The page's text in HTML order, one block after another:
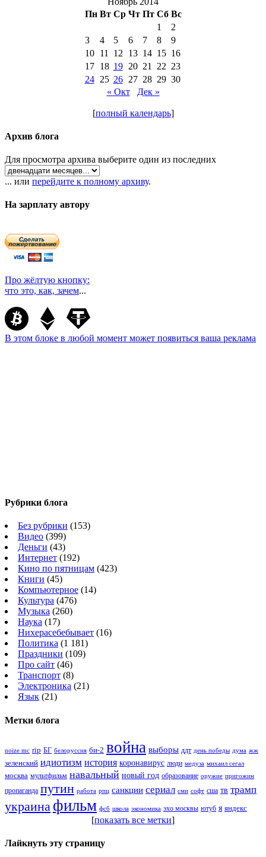
Пн Вт Ср Чт Пт Сб Вс
1
2
3
4 5 6 7 8
9
10
11 12 13 14 15 16
17
18 19 20 21 22 23
24
25 26 27 28 29 30
« Окт
Дек »
[полный календарь]
Архив блога
Для просмотра архива выберите один из последних
... или перейдите к полному архиву.
На зарплату автору
Про жёлтую кнопку:
что это, как, зачем...
В этом блоке в любой момент может появиться ваша реклама
Рубрики блога
Без рубрики (153)
Видео (399)
Деньги (43)
Интернет (192)
Кино по пятницам (423)
Книги (45)
Компьютерное (14)
Культура (476)
Музыка (260)
Наука (17)
Нихерасебебывает (16)
Политика (1 181)
Праздники (109)
Про сайт (46)
Транспорт (8)
Электроника (21)
Язык (21)
Метки блога
noize mc rip БГ белоруссия би-2 война выборы ддт день победы дума жж
зеленский идиотизм история коронавирус люди медуза михаил сегал
москва мультфильм навальный новый год образование оружие пригожин
пропаганда путин работа рпц санкции сериал сми софт сша тв трамп
украина фильм фсб школа экономика эхо москвы ютуб я яндекс
[показать все метки]
Лайкнуть эту страницу